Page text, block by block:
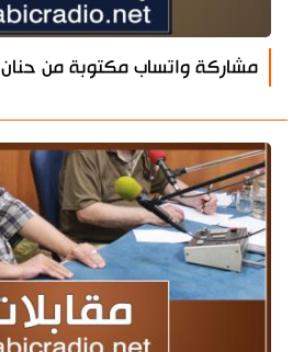
مشاركة واتساب مكتوبة من حنان